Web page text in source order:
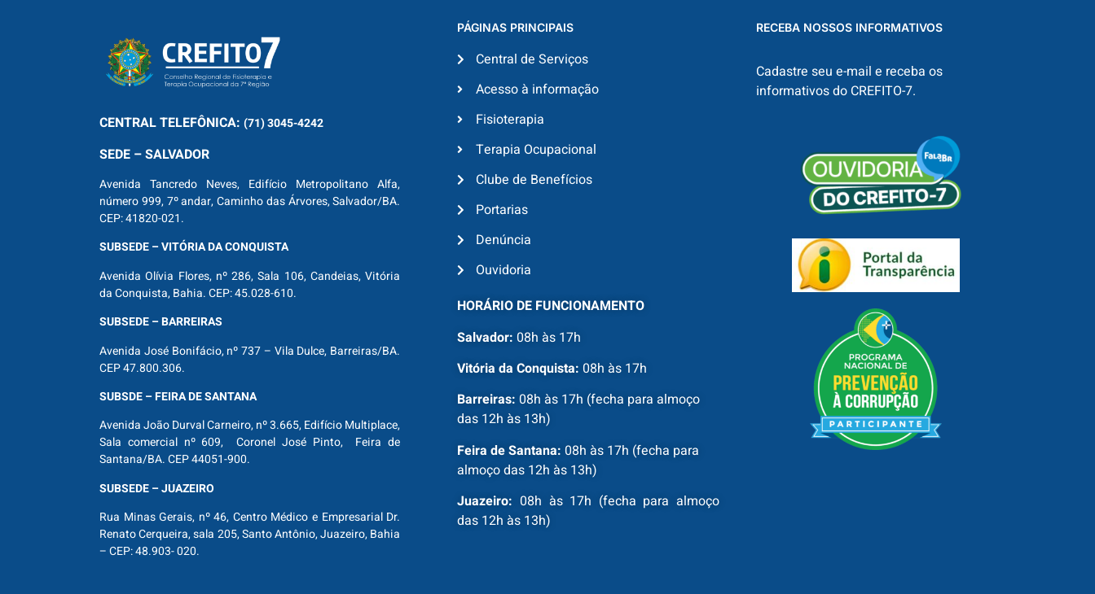
CENTRALTELEFÔNICA: (71) 3045-4242
SEDE – SALVADOR
Avenida Tancredo Neves, Edifício Metropolitano Alfa,
número 999, 7º andar, Caminho das Árvores, Salvador/BA.
CEP: 41820-021.
SUBSEDE – VITÓRIA DA CONQUISTA
Avenida Olívia Flores, nº 286, Sala 106, Candeias, Vitória
da Conquista, Bahia. CEP: 45.028-610.
SUBSEDE – BARREIRAS
Avenida José Bonifácio, nº 737 – Vila Dulce, Barreiras/BA.
CEP 47.800.306.
SUBSDE – FEIRA DE SANTANA
Avenida João Durval Carneiro, nº 3.665, Edifício Multiplace,
Sala comercial nº 609, Coronel José Pinto, Feira de
Santana/BA. CEP 44051-900.
SUBSEDE – JUAZEIRO
Rua Minas Gerais, nº 46, Centro Médico e Empresarial Dr.
Renato Cerqueira, sala 205, Santo Antônio, Juazeiro, Bahia
– CEP: 48.903- 020.
PÁGINAS PRINCIPAIS
Central de Serviços
Acesso à informação
Fisioterapia
Terapia Ocupacional
Clube de Benefícios
Portarias
Denúncia
Ouvidoria
HORÁRIO DE FUNCIONAMENTO
Salvador: 08h às 17h
Vitória da Conquista: 08h às 17h
Barreiras: 08h às 17h (fecha para almoço
das 12h às 13h)
Feira de Santana: 08h às 17h (fecha para
almoço das 12h às 13h)
Juazeiro: 08h às 17h (fecha para almoço
das 12h às 13h)
RECEBA NOSSOS INFORMATIVOS
Cadastre seu e-mail e receba os
informativos do CREFITO-7.